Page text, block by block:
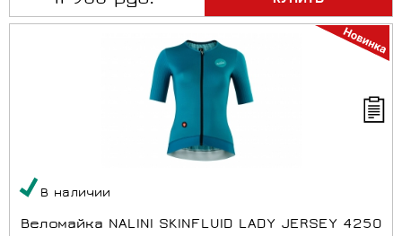
В наличии
Веломайка NALINI SKINFLUID LADY JERSEY 4250